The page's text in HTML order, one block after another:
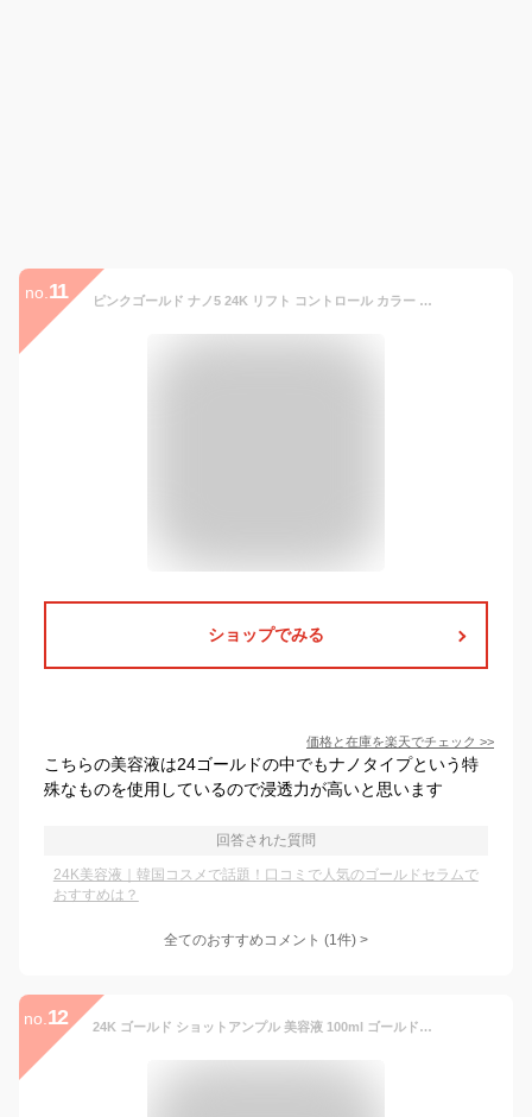
no. 11 ピンクゴールド ナノ5 24K リフト コントロール カラー 30ml (美容液フェイスカラー/化粧下地/24金/国際特許取得)
ショップでみる
価格と在庫を楽天でチェック >>
こちらの美容液は24ゴールドの中でもナノタイプという特
殊なものを使用しているので浸透力が高いと思います
回答された質問
24K美容液｜韓国コスメで話題！口コミで人気のゴールドセラムで
おすすめは？
全てのおすすめコメント (1件) >
no. 12 24K ゴールド ショットアンプル 美容液 100ml ゴールドリフティングリフトアップ糸 金の糸 金箔 リフトアップ 弾力 ハリ ツヤ ハリ肌 ツヤ肌 ペプチド ノニ 純金 黄金 黄金期 高濃度 集中ケア トータルケア 韓国コスメ スキンケア アンプルN セラム amplen 韓国